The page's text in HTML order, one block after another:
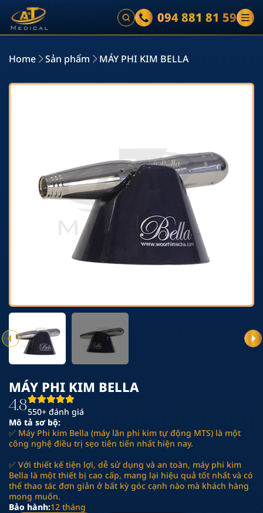
094 881 81 59
Home Sản phẩm MÁY PHI KIM BELLA
MÁY PHI KIM BELLA
4.8550+ đánh giá
Mô tả sơ bộ:
✅ Máy Phi kim Bella (máy lăn phi kim tự động MTS) là một
công nghệ điều trị sẹo tiên tiến nhất hiện nay.
✅ Với thiết kế tiện lợi, dễ sử dụng và an toàn, máy phi kim
Bella là một thiết bị cao cấp, mang lại hiệu quả tốt nhất và có
thể thao tác đơn giản ở bất kỳ góc cạnh nào mà khách hàng
mong muốn.
Bảo hành:12 tháng